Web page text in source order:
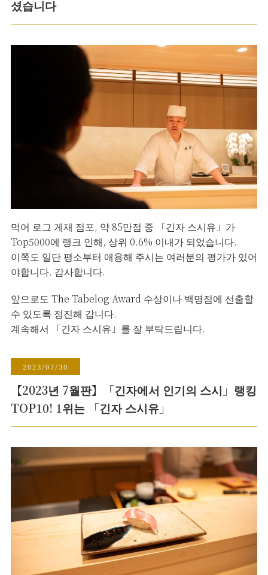
셨습니다
먹어 로그 게재 점포, 약 85만점 중 「긴자 스시유」가
Top5000에 랭크 인해, 상위 0.6% 이내가 되었습니다.
이쪽도 일단 평소부터 애용해 주시는 여러분의 평가가 있어
야합니다. 감사합니다.
앞으로도 The Tabelog Award 수상이나 백명점에 선출할
수 있도록 정진해 갑니다.
계속해서 「긴자 스시유」를 잘 부탁드립니다.
2023/07/30
【2023년 7월판】「긴자에서 인기의 스시」랭킹
TOP10! 1위는 「긴자 스시유」